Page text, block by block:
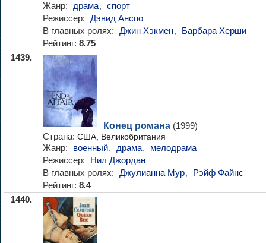
Жанр: драма, спорт
Режиссер: Дэвид Анспо
В главных ролях: Джин Хэкмен,
Барбара Херши
Рейтинг: 8.75
1439.
Конец романа (1999)
Страна: США, Великобритания
Жанр: военный, драма,
мелодрама
Режиссер:
Нил Джордан
В главных ролях: Джулианна Мур,
Рэйф Файнс
Рейтинг: 8.4
1440.